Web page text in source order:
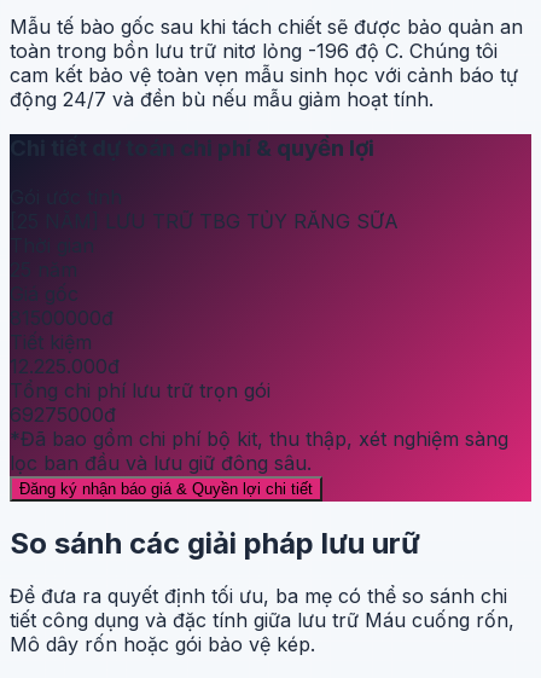
Mẫu tế bào gốc sau khi tách chiết sẽ được bảo quản an
toàn trong bồn lưu trữ nitơ lỏng -196 độ C. Chúng tôi
cam kết bảo vệ toàn vẹn mẫu sinh học với cảnh báo tự
động 24/7 và đền bù nếu mẫu giảm hoạt tính.
Chi tiết dự toán chi phí & quyền lợi
Gói ước tính
[25 NĂM] LƯU TRỮ TBG TỦY RĂNG SỮA
Thời gian
25 năm
Giá gốc
81500000đ
Tiết kiệm
12.225.000đ
Tổng chi phí lưu trữ trọn gói
69275000đ
*Đã bao gồm chi phí bộ kit, thu thập, xét nghiệm sàng
lọc ban đầu và lưu giữ đông sâu.
Đăng ký nhận báo giá & Quyền lợi chi tiết
So sánh các giải pháp lưu urữ
Để đưa ra quyết định tối ưu, ba mẹ có thể so sánh chi
tiết công dụng và đặc tính giữa lưu trữ Máu cuống rốn,
Mô dây rốn hoặc gói bảo vệ kép.